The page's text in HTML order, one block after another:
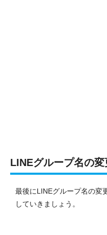
LINEグループ名の
最後にLINEグループ名の変
していきましょう。